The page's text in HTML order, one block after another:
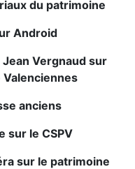
du patrimoine
Android
Vergnaud sur
anciens
sur le CSPV
sur le patrimoine